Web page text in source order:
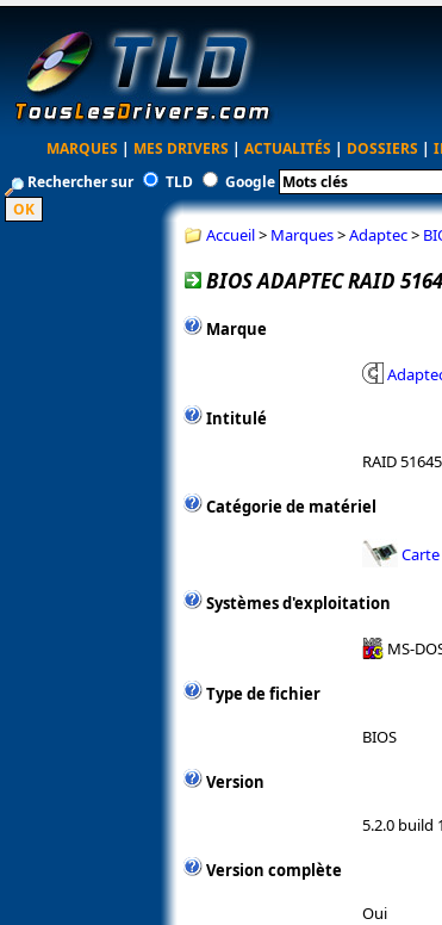
MARQUES | MES DRIVERS | ACTUALITÉS | DOSSIERS |
Rechercher sur
TLD Google
Accueil> Marques>Adaptec>
BIOS ADAPTEC RAID
Marque
Intitulé
RAID 51645
Catégorie de matériel
Systèmes d'exploitation
MS-
Type de fichier
BIOS
Version
5.2.0 build
Version complète
Oui